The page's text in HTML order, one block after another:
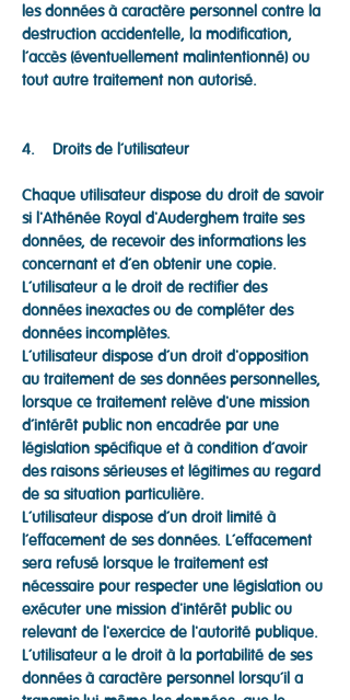
les données à caractère personnel contre la
destruction accidentelle, la modification,
l’accès (éventuellement malintentionné) ou
tout autre traitement non autorisé.
4. Droits de l’utilisateur
Chaque utilisateur dispose du droit de savoir
si l'Athénée Royal d'Auderghem traite ses
données, de recevoir des informations les
concernant et d’en obtenir une copie.
L’utilisateur a le droit de rectifier des
données inexactes ou de compléter des
données incomplètes.
L’utilisateur dispose d’un droit d'opposition
au traitement de ses données personnelles,
lorsque ce traitement relève d'une mission
d’intérêt public non encadrée par une
législation spécifique et à condition d’avoir
des raisons sérieuses et légitimes au regard
de sa situation particulière.
L’utilisateur dispose d’un droit limité à
l’effacement de ses données. L’effacement
sera refusé lorsque le traitement est
nécessaire pour respecter une législation ou
exécuter une mission d'intérêt public ou
relevant de l'exercice de l'autorité publique.
L’utilisateur a le droit à la portabilité de ses
données à caractère personnel lorsqu’il a